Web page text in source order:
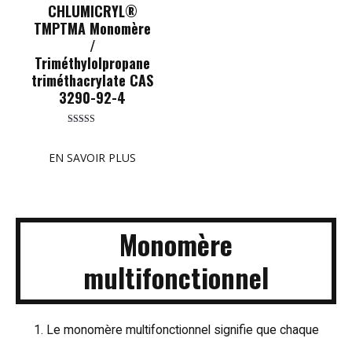
CHLUMICRYL®
TMPTMA Monomère
/
Triméthylolpropane
triméthacrylate CAS
3290-92-4
out of 5
EN SAVOIR PLUS
Monomère
multifonctionnel
1. Le monomère multifonctionnel signifie que chaque